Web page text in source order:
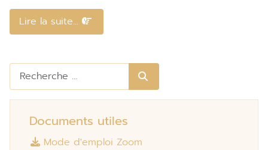
Lire la suite...
Rechercher
Documents utiles
Mode d'emploi Zoom